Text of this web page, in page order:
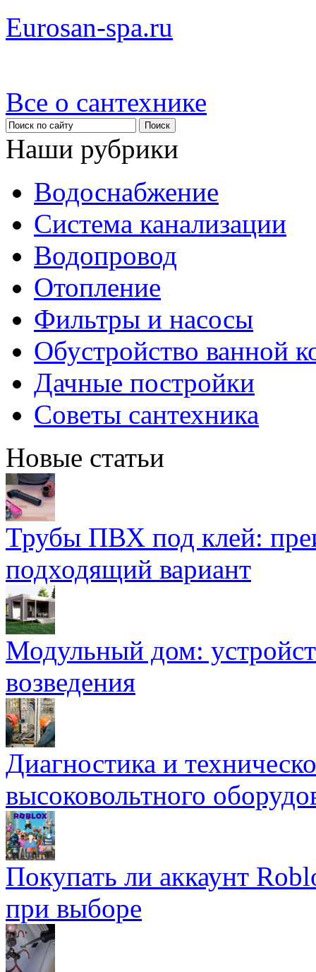
Eurosan-spa.ru
Все о сантехнике
Наши рубрики
Водоснабжение
Система канализации
Водопровод
Отопление
Фильтры и насосы
Обустройство ванной
Дачные постройки
Советы сантехника
Новые статьи
Трубы ПВХ под клей:
подходящий вариант
Модульный дом:
возведения
Диагностика и
высоковольтного
Покупать ли аккаунт
при выборе